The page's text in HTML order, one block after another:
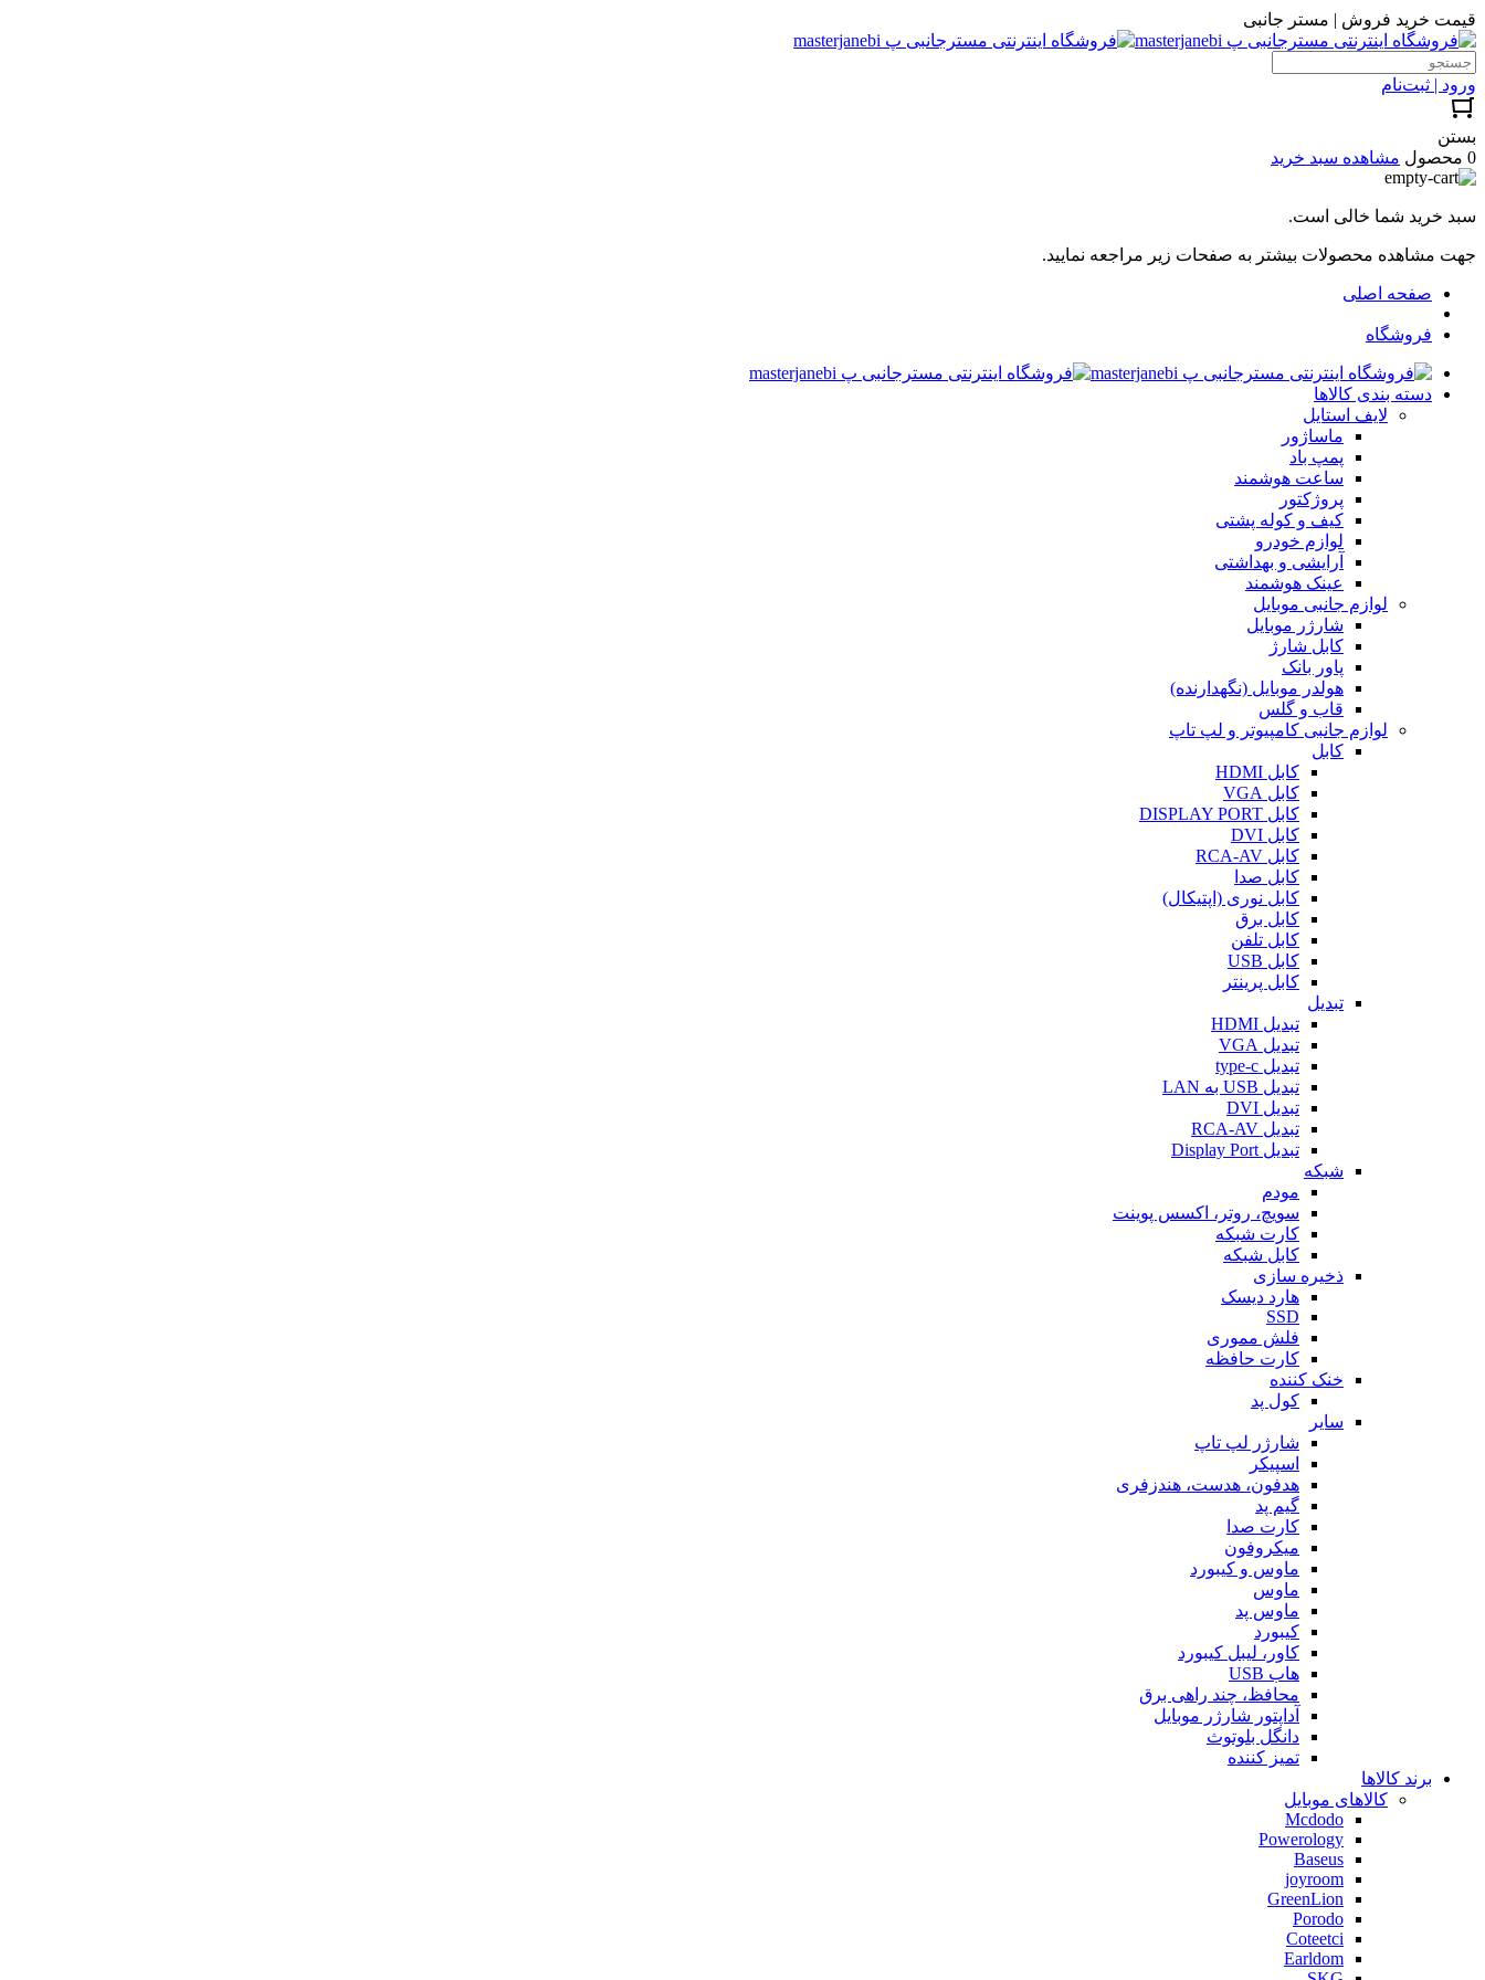
قیمت خرید فروش | مستر جانبی
ورود | ثبت‌نام
بستن
0 محصول
مشاهده سبد خرید
سبد خرید شما خالی است.
جهت مشاهده محصولات بیشتر به صفحات زیر مراجعه نمایید.
صفحه اصلی
فروشگاه
دسته بندی کالاها
لایف استایل
ماساژور
پمپ باد
ساعت هوشمند
پروژکتور
کیف و کوله پشتی
لوازم خودرو
آرایشی و بهداشتی
عینک هوشمند
لوازم جانبی موبایل
شارژر موبایل
کابل شارژ
پاور بانک
هولدر موبایل (نگهدارنده)
قاب و گلس
لوازم جانبی کامپیوتر و لپ تاپ
کابل
کابل HDMI
کابل VGA
کابل DISPLAY PORT
کابل DVI
کابل RCA-AV
کابل صدا
کابل نوری (اپتیکال)
کابل برق
کابل تلفن
کابل USB
کابل پرینتر
تبدیل
تبدیل HDMI
تبدیل VGA
تبدیل type-c
تبدیل USB به LAN
تبدیل DVI
تبدیل RCA-AV
تبدیل Display Port
شبکه
مودم
سویچ، روتر، اکسس پوینت
کارت شبکه
کابل شبکه
ذخیره سازی
هارد دیسک
SSD
فلش مموری
کارت حافظه
خنک کننده
کول پد
سایر
شارژر لپ تاپ
اسپیکر
هدفون، هدست، هندزفری
گیم پد
کارت صدا
میکروفون
ماوس و کیبورد
ماوس
ماوس پد
کیبورد
کاور، لیبل کیبورد
هاب USB
محافظ، چند راهی برق
آداپتور شارژر موبایل
دانگل بلوتوث
تمیز کننده
برند کالاها
کالاهای موبایل
Mcdodo
Powerology
Baseus
joyroom
GreenLion
Porodo
Coteetci
Earldom